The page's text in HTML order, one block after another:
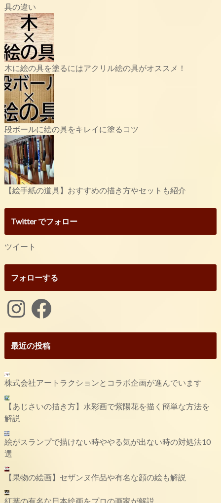
具の違い
木に絵の具を塗るにはアクリル絵の具がオススメ！
段ボールに絵の具をキレイに塗るコツ
【絵手紙の道具】おすすめの描き方やセットも紹介
Twitter でフォロー
ツイート
フォローする
InstagramFacebook
最近の投稿
株式会社アートラクションとコラボ企画が進んでいます
【あじさいの描き方】水彩画で紫陽花を描く簡単な方法を
解説
絵がスランプで描けない時ややる気が出ない時の対処法10
選
【果物の絵画】セザンヌ作品や有名な顔の絵も解説
紅葉の有名な日本絵画をプロの画家が解説